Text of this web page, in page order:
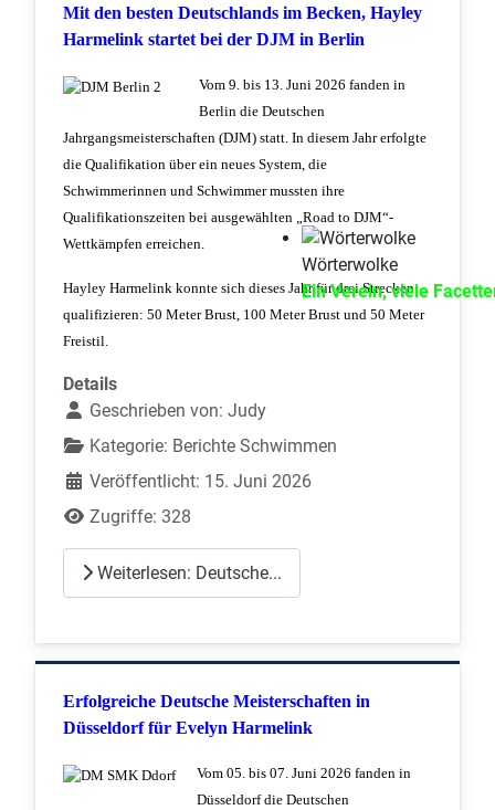
Wörterwolke
Ein Verein, viele
Mit den besten Deutschlands im Becken, Hayley
Harmelink startet bei der DJM in Berlin
Vom 9. bis 13. Juni 2026 fanden in
Berlin die Deutschen
Jahrgangsmeisterschaften (DJM) statt. In diesem Jahr erfolgte
die Qualifikation über ein neues System, die
Schwimmerinnen und Schwimmer mussten ihre
Qualifikationszeiten bei ausgewählten „Road to DJM“-
Wettkämpfen erreichen.
Hayley Harmelink konnte sich dieses Jahr für drei Strecken
qualifizieren: 50 Meter Brust, 100 Meter Brust und 50 Meter
Freistil.
Details
Geschrieben von: Judy
Kategorie: Berichte Schwimmen
Veröffentlicht: 15. Juni 2026
Zugriffe: 328
Weiterlesen: Deutsche...
Erfolgreiche Deutsche Meisterschaften in
Düsseldorf für Evelyn Harmelink
Vom 05. bis 07. Juni 2026 fanden in
Düsseldorf die Deutschen